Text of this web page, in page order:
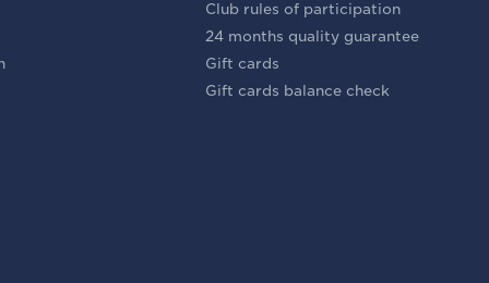
Club rules of participation
24 months quality guarantee
Gift cards
Gift cards balance check